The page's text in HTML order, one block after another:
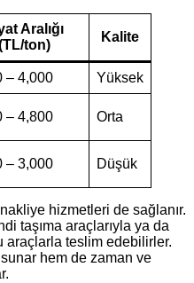
Aralığı
ton)
Kalite
– 4,000 Yüksek
– 4,800 Orta
– 3,000 Düşük
hizmetleri de sağlanır.
taşıma araçlarıyla ya da
araçlarla teslim edebilirler.
hem de zaman ve